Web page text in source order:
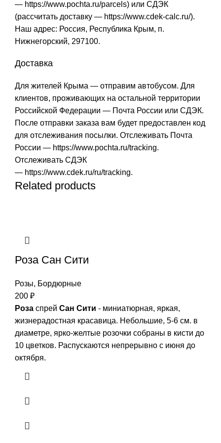
— https://www.pochta.ru/parcels) или СДЭК
(рассчитать доставку — https://www.cdek-calc.ru/).
Наш адрес: Россия, Республика Крым, п.
Нижнегорский, 297100.
Доставка
Для жителей Крыма — отправим автобусом. Для
клиентов, проживающих на остальной территории
Российской Федерации — Почта России или СДЭК.
После отправки заказа вам будет предоставлен код
для отслеживания посылки. Отслеживать Почта
России — https://www.pochta.ru/tracking.
Отслеживать СДЭК
— https://www.cdek.ru/ru/tracking.
Related products
Роза Сан Сити
Розы, Бордюрные
200 ₽
Роза спрей Сан Сити - миниатюрная, яркая,
жизнерадостная красавица. Небольшие, 5-6 см. в
диаметре, ярко-желтые розочки собраны в кисти до
10 цветков. Распускаются непрерывно с июня до
октября.